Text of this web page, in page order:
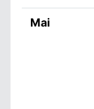
Mai